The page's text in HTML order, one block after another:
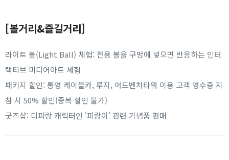
[볼거리&즐길거리]
라이트 볼(Light Ball) 체험: 전용 볼을 구멍에 넣으면 반응하는 인터
랙티브 미디어아트 체험
패키지 할인: 통영 케이블카, 루지, 어드벤처타워 이용 고객 영수증 지
참 시 50% 할인(중복 할인 불가)
굿즈샵: 디피랑 캐릭터인 '피랑이' 관련 기념품 판매